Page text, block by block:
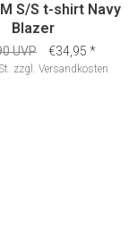
S/S t-shirt Navy
Blazer
UVP €34,95 *
zzgl. Versandkosten